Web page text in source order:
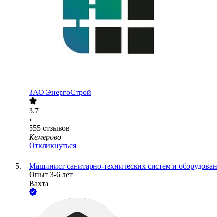
ЗАО ЭнергоСтрой
3.7
•
555 отзывов
Кемерово
Откликнуться
Машинист санитарно-технических систем и
Опыт 3-6 лет
Вахта